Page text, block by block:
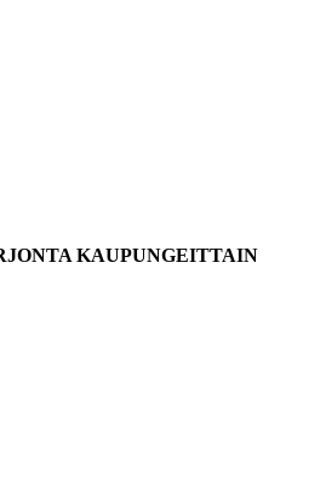
KAUPUNGEITTAIN